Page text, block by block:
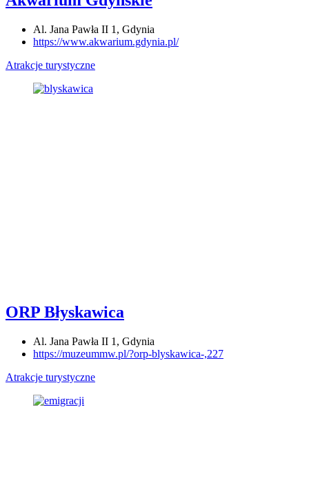
Al. Jana Pawła II 1, Gdynia
https://www.akwarium.gdynia.pl/
Atrakcje turystyczne
ORP Błyskawica
Al. Jana Pawła II 1, Gdynia
https://muzeummw.pl/?orp-blyskawica-,227
Atrakcje turystyczne